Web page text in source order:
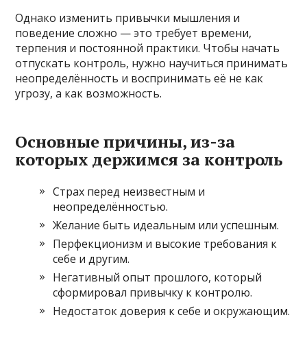
Однако изменить привычки мышления и
поведение сложно — это требует времени,
терпения и постоянной практики. Чтобы начать
отпускать контроль, нужно научиться принимать
неопределённость и воспринимать её не как
угрозу, а как возможность.
Основные причины, из-за
которых держимся за контроль
Страх перед неизвестным и
неопределённостью.
Желание быть идеальным или успешным.
Перфекционизм и высокие требования к
себе и другим.
Негативный опыт прошлого, который
сформировал привычку к контролю.
Недостаток доверия к себе и окружающим.